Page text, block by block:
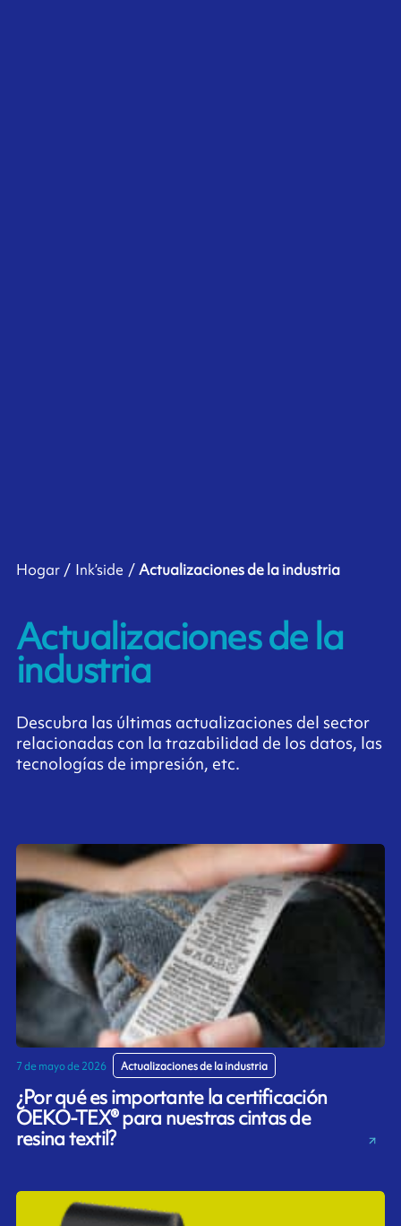
Hogar Ink’side Actualizaciones de la industria
Actualizaciones de la
industria
Descubra las últimas actualizaciones del sector
relacionadas con la trazabilidad de los datos, las
tecnologías de impresión, etc.
7 de mayo de 2026 Actualizaciones de la industria
¿Por qué es importante la certificación
OEKO-TEX® para nuestras cintas de
resina textil?